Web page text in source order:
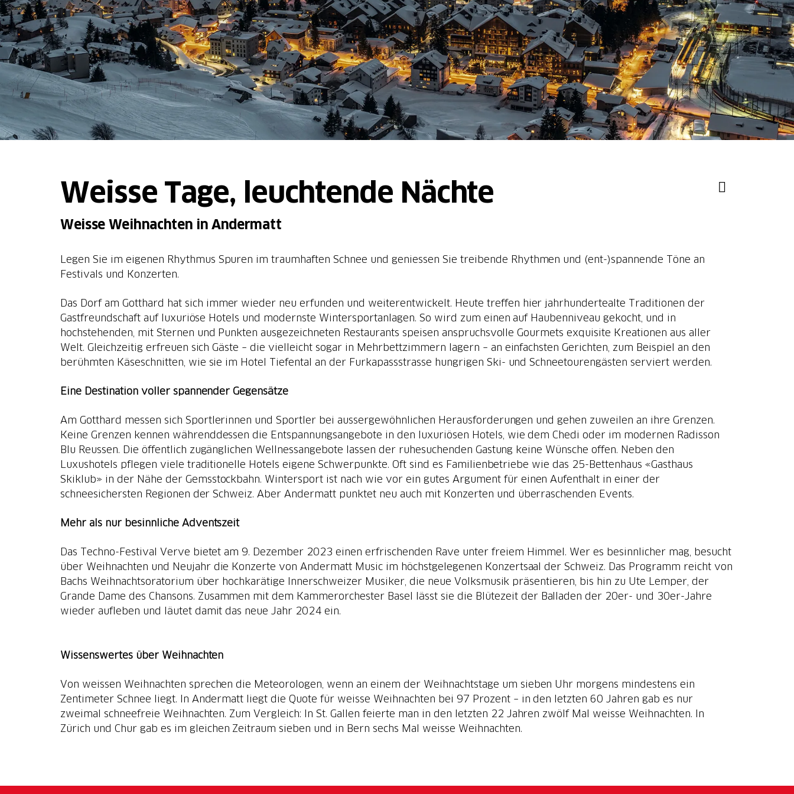
Weisse Tage, leuchtende Nächte
Weisse Weihnachten in Andermatt
Legen Sie im eigenen Rhythmus Spuren im traumhaften Schnee und geniessen Sie treibende Rhythmen und (ent-)spannende Töne an
Festivals und Konzerten.
Das Dorf am Gotthard hat sich immer wieder neu erfunden und weiterentwickelt. Heute treffen hier jahrhundertealte Traditionen der
Gastfreundschaft auf luxuriöse Hotels und modernste Wintersportanlagen. So wird zum einen auf Haubenniveau gekocht, und in
hochstehenden, mit Sternen und Punkten ausgezeichneten Restaurants speisen anspruchsvolle Gourmets exquisite Kreationen aus aller
Welt. Gleichzeitig erfreuen sich Gäste – die vielleicht sogar in Mehrbettzimmern lagern – an einfachsten Gerichten, zum Beispiel an den
berühmten Käseschnitten, wie sie im Hotel Tiefental an der Furkapassstrasse hungrigen Ski- und Schneetourengästen serviert werden.
Eine Destination voller spannender Gegensätze
Am Gotthard messen sich Sportlerinnen und Sportler bei aussergewöhnlichen Herausforderungen und gehen zuweilen an ihre Grenzen.
Keine Grenzen kennen währenddessen die Entspannungsangebote in den luxuriösen Hotels, wie dem Chedi oder im modernen Radisson
Blu Reussen. Die öffentlich zugänglichen Wellnessangebote lassen der ruhesuchenden Gastung keine Wünsche offen. Neben den
Luxushotels pflegen viele traditionelle Hotels eigene Schwerpunkte. Oft sind es Familienbetriebe wie das 25-Bettenhaus «Gasthaus
Skiklub» in der Nähe der Gemsstockbahn. Wintersport ist nach wie vor ein gutes Argument für einen Aufenthalt in einer der
schneesichersten Regionen der Schweiz. Aber Andermatt punktet neu auch mit Konzerten und überraschenden Events.
Mehr als nur besinnliche Adventszeit
Das Techno-Festival Verve bietet am 9. Dezember 2023 einen erfrischenden Rave unter freiem Himmel. Wer es besinnlicher mag, besucht
über Weihnachten und Neujahr die Konzerte von Andermatt Music im höchstgelegenen Konzertsaal der Schweiz. Das Programm reicht von
Bachs Weihnachtsoratorium über hochkarätige Innerschweizer Musiker, die neue Volksmusik präsentieren, bis hin zu Ute Lemper, der
Grande Dame des Chansons. Zusammen mit dem Kammerorchester Basel lässt sie die Blütezeit der Balladen der 20er- und 30er-Jahre
wieder aufleben und läutet damit das neue Jahr 2024 ein.
Wissenswertes über Weihnachten
Von weissen Weihnachten sprechen die Meteorologen, wenn an einem der Weihnachtstage um sieben Uhr morgens mindestens ein
Zentimeter Schnee liegt. In Andermatt liegt die Quote für weisse Weihnachten bei 97 Prozent – in den letzten 60 Jahren gab es nur
zweimal schneefreie Weihnachten. Zum Vergleich: In St. Gallen feierte man in den letzten 22 Jahren zwölf Mal weisse Weihnachten. In
Zürich und Chur gab es im gleichen Zeitraum sieben und in Bern sechs Mal weisse Weihnachten.